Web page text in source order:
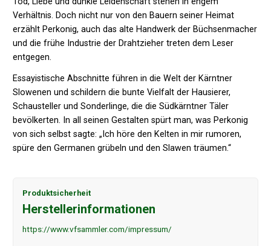
Verhältnis. Doch nicht nur von den Bauern seiner Heimat
erzählt Perkonig, auch das alte Handwerk der Büchsenmacher
und die frühe Industrie der Drahtzieher treten dem Leser
entgegen.
Essayistische Abschnitte führen in die Welt der Kärntner
Slowenen und schildern die bunte Vielfalt der Hausierer,
Schausteller und Sonderlinge, die die Südkärntner Täler
bevölkerten. In all seinen Gestalten spürt man, was Perkonig
von sich selbst sagte: „Ich höre den Kelten in mir rumoren,
spüre den Germanen grübeln und den Slawen träumen.“
Produktsicherheit
Herstellerinformationen
https://www.vfsammler.com/impressum/